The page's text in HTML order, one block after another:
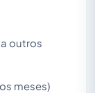
outros
meses)